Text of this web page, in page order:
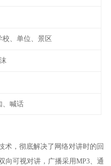
校、单位、景区
、喊话
术，彻底解决了网络对讲时的回
向可视对讲，广播采用MP3、通